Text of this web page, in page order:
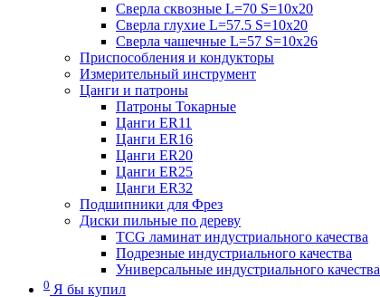
Сверла сквозные L=70 S=10x20
Сверла глухие L=57.5 S=10x20
Сверла чашечные L=57 S=10x26
Приспособления и кондукторы
Измерительный инструмент
Цанги и патроны
Патроны Токарные
Цанги ER11
Цанги ER16
Цанги ER20
Цанги ER25
Цанги ER32
Подшипники для Фрез
Диски пильные по дереву
TCG ламинат индустриального качества
Подрезные индустриального качества
Универсальные индустриального качества
0 Я бы купил